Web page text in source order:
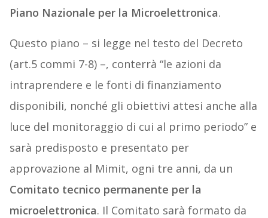
Piano Nazionale per la Microelettronica.
Questo piano – si legge nel testo del Decreto
(art.5 commi 7-8) –, conterrà “le azioni da
intraprendere e le fonti di finanziamento
disponibili, nonché gli obiettivi attesi anche alla
luce del monitoraggio di cui al primo periodo” e
sarà predisposto e presentato per
approvazione al Mimit, ogni tre anni, da un
Comitato tecnico permanente per la
microelettronica. Il Comitato sarà formato da